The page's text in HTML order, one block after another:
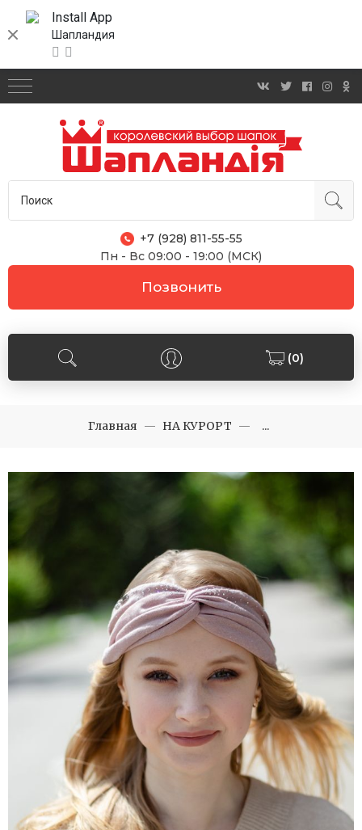
Install App
Шапландия
+7 (928) 811-55-55
Пн - Вс 09:00 - 19:00 (МСК)
Позвонить
(0)
Главная НА КУРОРТ ...